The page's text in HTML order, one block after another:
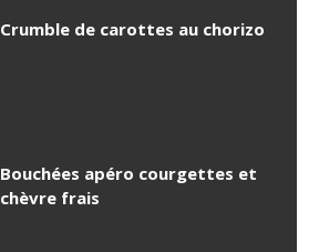
Crumble de carottes au chorizo
Bouchées apéro courgettes et
chèvre frais